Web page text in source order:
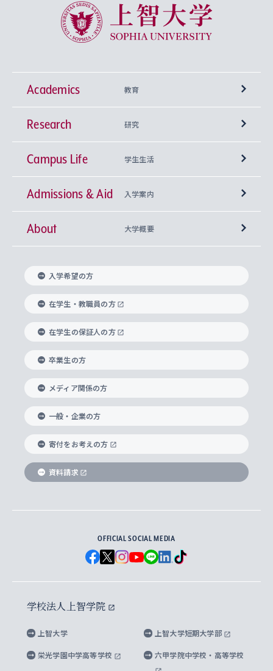
上智大学 Sophia University
Academics 教育
学部
神学部
文学部
総合人間科学部
経済学部
外国語学部
総合グローバル学部
国際教養学部
理工学部
Futures） – 持続可能な未来を考える６学科連携
興味から学科を探す
上智大学の全学共通教育
基盤教育センター
キリスト教人間学
身体知
思考と表現
データサイエンス
上智大学の語学教育
言語教育研究センター
上智大学のグローバル教育
グローバル教育センター
上智大学で学ぶ
海外で学ぶ
学びのサポート
大学院
神学研究科
実践宗教学研究科
総合人間科学研究科
経済学研究科
グローバル・スタディーズ研究科
助産学専攻科
生涯学習
Research 研究
研究所 等
キリスト教文化研究所
中世思想研究所
国際言語情報研究所
グローバル・コンサーン研究所
比較文化研究所
ヨーロッパ研究所
アジア文化研究所
アメリカ・カナダ研究所
メディア・ジャーナリズム研究所
水稀少社会研究センター
先進機械・構造材料イノベーションセンター
Sophia Open Research Weeks (SORW)
産官学連携
知的財産
研究支援制度
重点領域研究・自由課題研究
研究活動に関する法令・研究費の使用について
Campus Life 学生生活
学期区分と授業時間割
課外活動
課外教育プログラム
ボランティア活動
グローバルな学びのコミュニティ
学生の相談窓口
心身の健康相談
ハラスメント防止の取り組み
障がいのある学生への支援
キャリア形成サポート
キャリア形成支援プログラム
就職（内定先）・進路統計
企業の採用ご担当者様へのご案内
住まいのサポート
Admissions & Aid 入学案内
上智大学で取得できる学位
入れの方針）
科目等履修生
研究生・外国人特別研究生・国費留学生
交換留学生(海外大学から上智大学で学ぶ)
ノンディグリー生
Sophia Short-term Program受講生
学費・奨学金
学部入学前に出願する奨学金
国による高等教育の修学支援新制度
大学院生対象の奨学金
海外留学する際の費用と奨学金
About 大学概要
理事長・学長メッセージ
学長・副学長紹介
上智大学の精神
上智大学の理念
上智大学の沿革
ソフィア・アーカイブズ
上智大学とカトリック
グローバルエンゲージメント
上智大学を訪れた世界の知性
国連Weeks・アフリカWeeks
ダイバーシティ＆サステナビリティへの取り組み
上智大学公式ソーシャルメディア
学校法人上智学院について
数字で見る上智大学
上智大学のネットワーク
父母・保証人とのネットワーク
学外とのネットワーク
上智大学の出版物
上智大学大学案内・大学院案内
英文広報誌 SOPHIA magazine
上智大学のビジュアル・アイデンティティ
上智大学ビジュアル・アイデンティティ
上智大学校歌 ・上智大学学生歌
上智大学への取材・キャンパスでの撮影について
上智大学の公開情報
上智大学の教育研究活動等の情報公表
キャンパス案内
入学希望の方
在学生・教職員の方
在学生の保証人の方
卒業生の方
メディア関係の方
一般・企業の方
寄付をお考えの方
資料請求
OFFICIAL SOCIAL MEDIA
学校法人上智学院
上智大学 上智大学短期大学部
栄光学園中学高等学校 六甲学院中学校・高等学校